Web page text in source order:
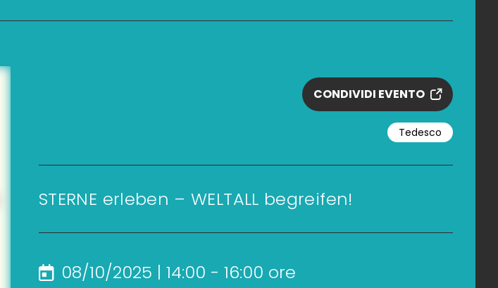
CONDIVIDI EVENTO
Tedesco
STERNE erleben – WELTALL begreifen!
08/10/2025 | 14:00 - 16:00 ore